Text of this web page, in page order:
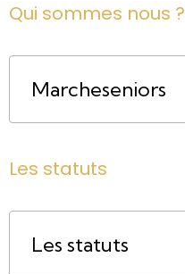
Qui sommes nous ?
Marcheseniors
Les statuts
Les statuts